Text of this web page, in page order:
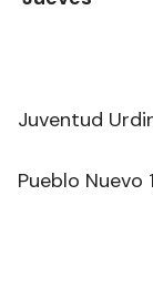
Juventud
Pueblo Nuevo